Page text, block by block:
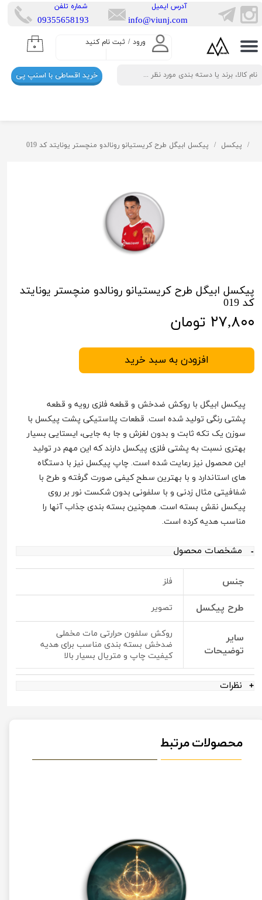
ورود / ثبت نام کنید
حساب کاربری من
تغییر گذر واژه
سفارشات
۰
​شماره تلفن
​​09355658193
​آدرس ایمیل
info@viunj.com
خرید اقساطی با اسنپ پی
پیکسل پیکسل ابیگل طرح کریستیانو رونالدو منچستر یونایتد کد 019
پیکسل ابیگل طرح کریستیانو رونالدو منچستر یونایتد
کد 019
۲۷,۸۰۰ تومان
افزودن به سبد خرید
پیکسل ابیگل با روکش ضدخش و قطعه فلزی رویه و قطعه
پشتی رنگی تولید شده است. قطعات پلاستیکی پشت پیکسل با
سوزن یک تکه ثابت و بدون لغزش و جا به جایی، ایستایی بسیار
بهتری نسبت به پشتی فلزی پیکسل دارند که این مهم در تولید
این محصول نیز رعایت شده است. چاپ پیکسل نیز با دستگاه
های استاندارد و با بهترین سطح کیفی صورت گرفته و طرح با
شفافیتی مثال زدنی و با سلفونی بدون شکست نور بر روی
پیکسل نقش بسته است. همچنین بسته بندی جذاب آنها را
مناسب هدیه کرده است.
مشخصات محصول
جنس فلز
طرح پیکسل تصویر
سایر
توضیحات
روکش سلفون حرارتی مات مخملی
ضدخش بسته بندی مناسب برای هدیه
کیفیت چاپ و متریال بسیار بالا
نظرات
محصولات مرتبط